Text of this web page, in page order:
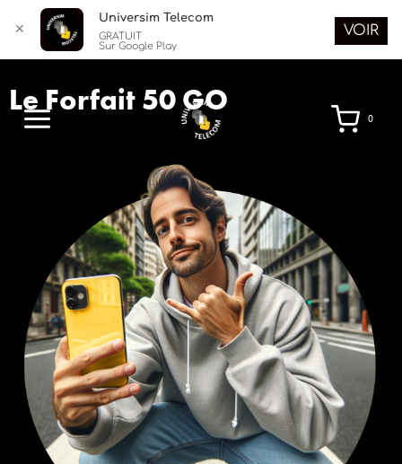
0
Le Forfait 50 GO
✕
Universim Telecom
GRATUIT
Sur Google Play
VOIR